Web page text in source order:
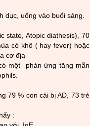
dục, uống vào buổi sáng.
state, Atopic diathesis), 70
cỏ khô ( hay fever) hoặc
cơ địa
một phản ứng tăng mẫn
79 % con cái bị AD, 73 trẻ
: